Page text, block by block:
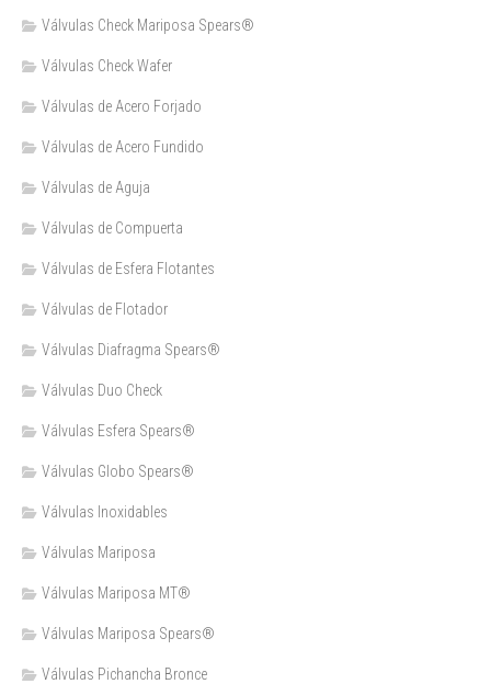
Válvulas Check Mariposa Spears®
Válvulas Check Wafer
Válvulas de Acero Forjado
Válvulas de Acero Fundido
Válvulas de Aguja
Válvulas de Compuerta
Válvulas de Esfera Flotantes
Válvulas de Flotador
Válvulas Diafragma Spears®️
Válvulas Duo Check
Válvulas Esfera Spears®
Válvulas Globo Spears®
Válvulas Inoxidables
Válvulas Mariposa
Válvulas Mariposa MT®
Válvulas Mariposa Spears®
Válvulas Pichancha Bronce